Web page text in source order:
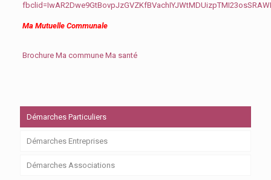
Ma Mutuelle Communale
Brochure Ma commune Ma santé
Démarches Particuliers
Démarches Entreprises
Démarches Associations